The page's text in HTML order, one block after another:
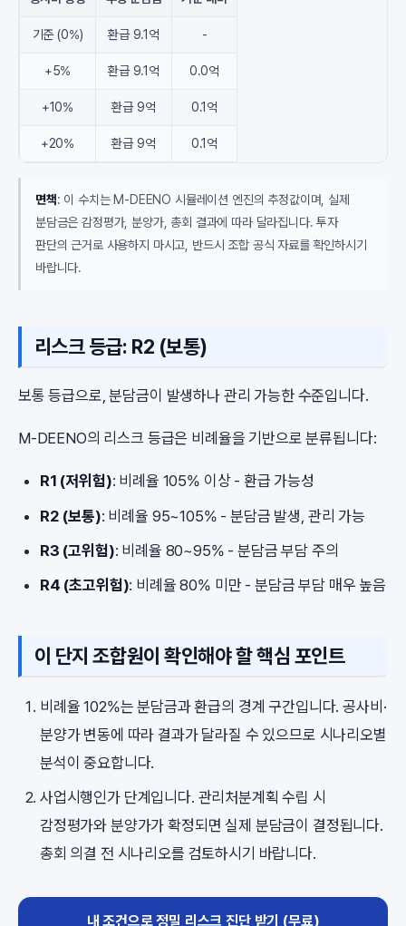
기준 (0%) 환급 9.1억 -
+5% 환급 9.1억 0.0억
+10% 환급 9억 0.1억
+20% 환급 9억 0.1억
면책: 이 수치는 M-DEENO 시뮬레이션 엔진의 추정값이며, 실제
분담금은 감정평가, 분양가, 총회 결과에 따라 달라집니다. 투자
판단의 근거로 사용하지 마시고, 반드시 조합 공식 자료를 확인하시기
바랍니다.
리스크 등급: R2 (보통)
보통 등급으로, 분담금이 발생하나 관리 가능한 수준입니다.
M-DEENO의 리스크 등급은 비례율을 기반으로 분류됩니다:
R1 (저위험): 비례율 105% 이상 - 환급 가능성
R2 (보통): 비례율 95~105% - 분담금 발생, 관리 가능
R3 (고위험): 비례율 80~95% - 분담금 부담 주의
R4 (초고위험): 비례율 80% 미만 - 분담금 부담 매우 높음
이 단지 조합원이 확인해야 할 핵심 포인트
비례율 102%는 분담금과 환급의 경계 구간입니다. 공사비·
분양가 변동에 따라 결과가 달라질 수 있으므로 시나리오별
분석이 중요합니다.
사업시행인가 단계입니다. 관리처분계획 수립 시
감정평가와 분양가가 확정되면 실제 분담금이 결정됩니다.
총회 의결 전 시나리오를 검토하시기 바랍니다.
내 조건으로 정밀 리스크 진단 받기 (무료)